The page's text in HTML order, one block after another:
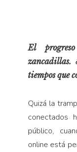
El
zancadillas.
tiempos que
Quizá la
conectados
público,
online está